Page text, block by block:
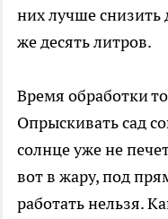
них лучше снизить
же десять литров.
Время обработки
Опрыскивать сад
солнце уже не
вот в жару, под
работать нельзя.